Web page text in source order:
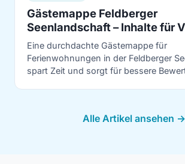
Gästemappe Feldberger
Seenlandschaft – Inhalte für
Eine durchdachte Gästemappe für
Ferienwohnungen in der Feldberger
spart Zeit und sorgt für bessere
Alle Artikel ansehen →